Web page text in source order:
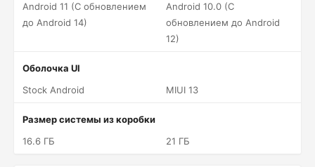
Android 11 (С обновлением
до Android 14)
Android 10.0 (С
обновлением до Android
12)
Оболочка UI
Stock Android
MIUI 13
Размер системы из коробки
16.6 ГБ
21 ГБ